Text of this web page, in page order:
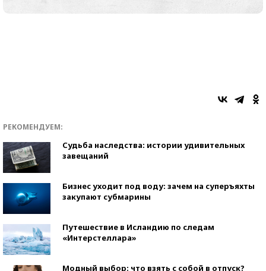
РЕКОМЕНДУЕМ:
Судьба наследства: истории удивительных
завещаний
Бизнес уходит под воду: зачем на суперъяхты
закупают субмарины
Путешествие в Исландию по следам
«Интерстеллара»
Модный выбор: что взять с собой в отпуск?